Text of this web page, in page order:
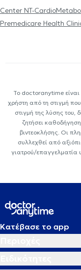
Center NT-
Premedicare Health
Το doctoranytime
χρήστη από τη στιγμή
στιγμή της λύσης του,
ζητήσει
βιντεοκλήσης. Οι
συλλεχθεί από
γιατρού/επαγγελματία
Κατέβασε το app